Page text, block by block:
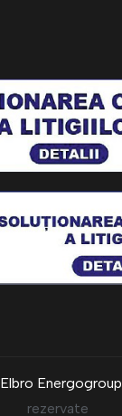
Elbro Energogroup
rezervate